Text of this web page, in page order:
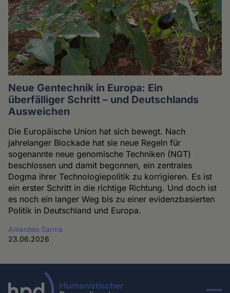
Neue Gentechnik in Europa: Ein
überfälliger Schritt – und Deutschlands
Ausweichen
Die Europäische Union hat sich bewegt. Nach
jahrelanger Blockade hat sie neue Regeln für
sogenannte neue genomische Techniken (NGT)
beschlossen und damit begonnen, ein zentrales
Dogma ihrer Technologiepolitik zu korrigieren. Es ist
ein erster Schritt in die richtige Richtung. Und doch ist
es noch ein langer Weg bis zu einer evidenzbasierten
Politik in Deutschland und Europa.
Amardeo Sarma
23.06.2026